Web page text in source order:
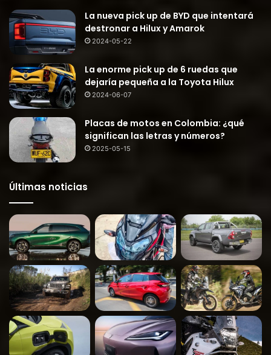
La nueva pick up de BYD que intentará
destronar a Hilux y Amarok
2024-05-22
La enorme pick up de 6 ruedas que
dejaría pequeña a la Toyota Hilux
2024-06-07
Placas de motos en Colombia: ¿qué
significan las letras y números?
2025-05-15
Últimas noticias